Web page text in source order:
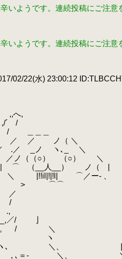
いようです。連続投稿にご注意
いようです。連続投稿にご注意
02/22(水) 23:00:12
,,へ,
´ /
´ / ＿＿＿
ノ（ ＼
／ _ノ ヽ､_
＼
○） （○） ＼ 全っ然
__人__） ノ（ |
⌒／ー- 、
> ⌒⌒
／
| / |
| { .,
／/ 亅
＼ |
ヽ | ,√,/
ヽ､ ＼、 |｛r,/
- ＼、 ＼ヾ匕/」